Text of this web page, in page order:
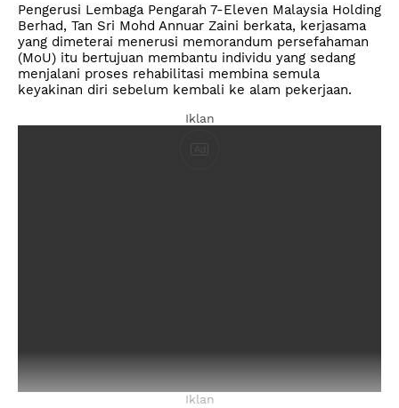
Pengerusi Lembaga Pengarah 7-Eleven Malaysia Holding
Berhad, Tan Sri Mohd Annuar Zaini berkata, kerjasama
yang dimeterai menerusi memorandum persefahaman
(MoU) itu bertujuan membantu individu yang sedang
menjalani proses rehabilitasi membina semula
keyakinan diri sebelum kembali ke alam pekerjaan.
Iklan
Iklan